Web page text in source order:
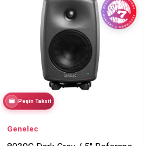
Peşin Taksit
Genelec